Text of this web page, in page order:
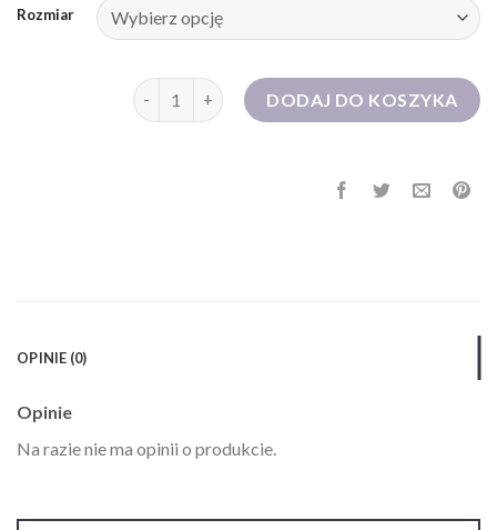
Rozmiar
ilość sukienka sportowaDODAJ DO KOSZYKA
OPINIE (0)
Opinie
Na razie nie ma opinii o produkcie.